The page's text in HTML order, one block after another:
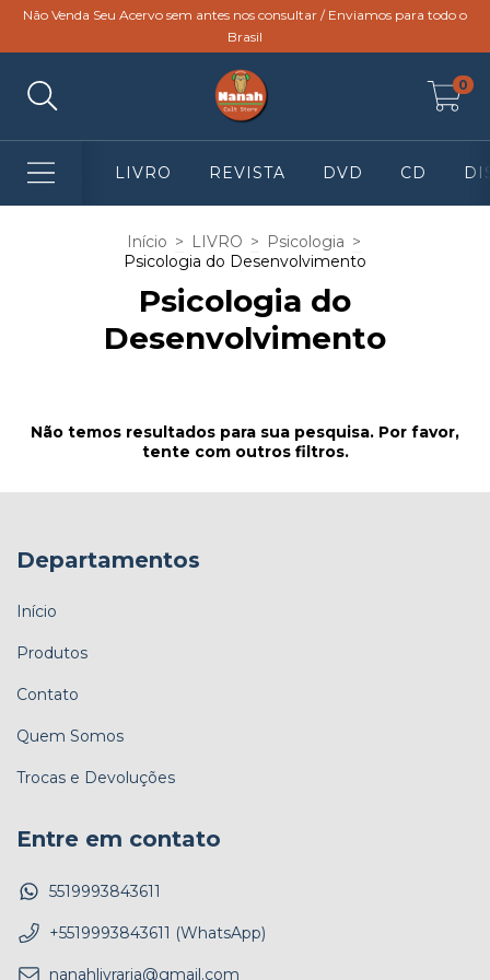
Não Venda Seu Acervo sem antes nos consultar / Enviamos para todo o
Brasil
0
LIVRO REVISTA DVD CD
Início > LIVRO > Psicologia >
Psicologia do Desenvolvimento
Psicologia do
Desenvolvimento
Não temos resultados para sua pesquisa. Por favor,
tente com outros filtros.
Departamentos
Início
Produtos
Contato
Quem Somos
Trocas e Devoluções
Entre em contato
5519993843611
+5519993843611 (WhatsApp)
nanahlivraria@gmail.com